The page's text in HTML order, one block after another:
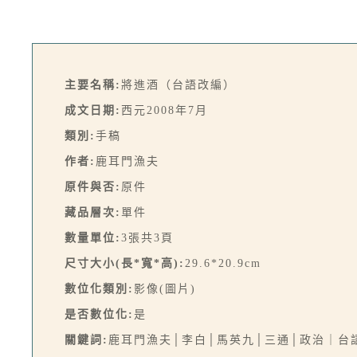
主要名稱: 將進酒（台語改編）
成文日期: 西元2008年7月
類別: 手稿
作者: 鹿耳門漁夫
原件與否: 原件
藏品層次: 單件
數量單位: 3張共3頁
尺寸大小(長*寬*高): 29.6*20.9cm
數位化類別: 影像(圖片)
是否數位化: 是
關鍵詞: 鹿耳門漁夫│李白│馬英九│三通│政治｜台